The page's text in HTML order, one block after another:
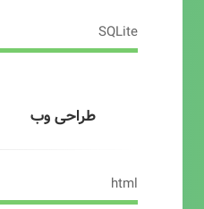
SQLite
طراحی وب
html